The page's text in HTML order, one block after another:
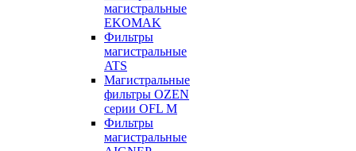
магистральные
EKOMAK
Фильтры
магистральные
ATS
Магистральные
фильтры OZEN
серии OFL M
Фильтры
магистральные